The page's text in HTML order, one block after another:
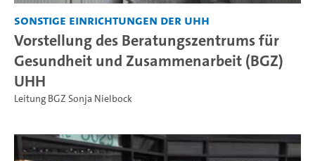
Sonstige Einrichtungen der UHH
Vorstellung des Beratungszentrums für
Gesundheit und Zusammenarbeit (BGZ)
UHH
Leitung BGZ Sonja Nielbock